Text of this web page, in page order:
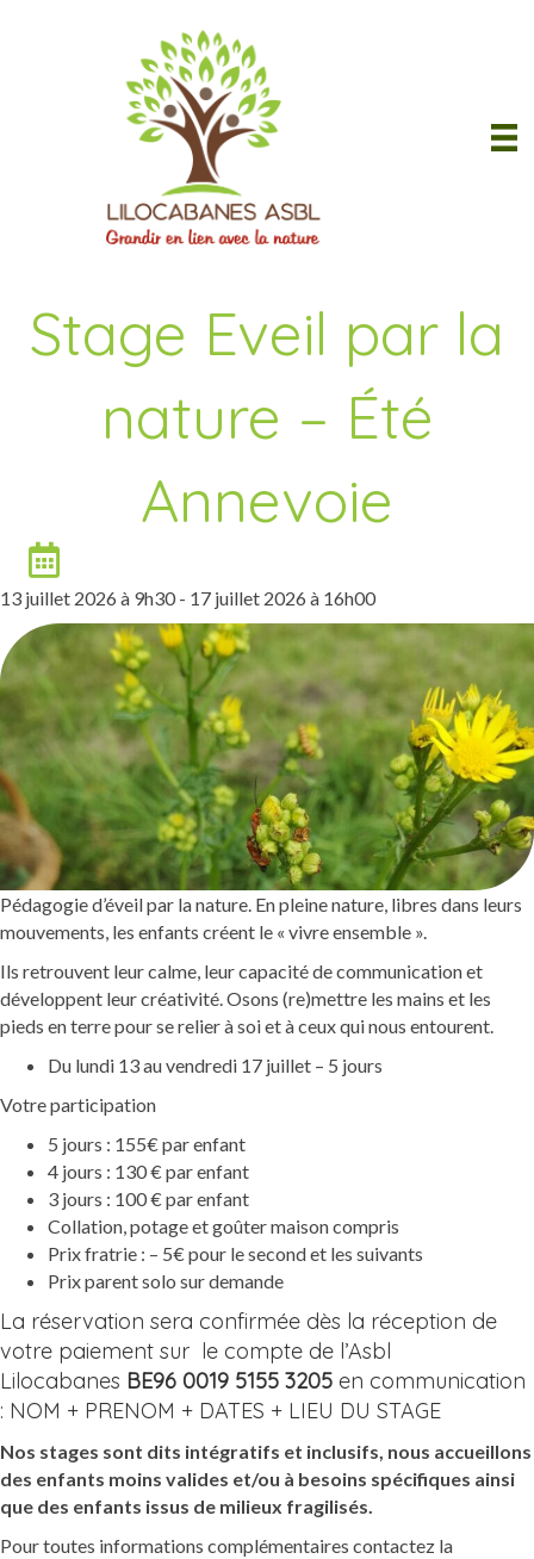
Stage Eveil par la
nature – Été
Annevoie
Date
13 juillet 2026 à 9h30 - 17 juillet 2026 à 16h00
Pédagogie d’éveil par la nature. En pleine nature, libres dans leurs
mouvements, les enfants créent le « vivre ensemble ».
Ils retrouvent leur calme, leur capacité de communication et
développent leur créativité. Osons (re)mettre les mains et les
pieds en terre pour se relier à soi et à ceux qui nous entourent.
Du lundi 13 au vendredi 17 juillet – 5 jours
Votre participation
5 jours : 155€ par enfant
4 jours : 130 € par enfant
3 jours : 100 € par enfant
Collation, potage et goûter maison compris
Prix fratrie : – 5€ pour le second et les suivants
Prix parent solo surdemande
La réservation sera confirmée dès la réception de
votre paiement sur le compte de l’Asbl
Lilocabanes BE96 0019 5155 3205 en communication
: NOM + PRENOM + DATES + LIEU DU STAGE
Nos stages sont dits intégratifs et inclusifs, nous accueillons
des enfants moins valides et/ou à besoins spécifiques ainsi
que des enfants issus de milieux fragilisés.
Pour toutes informations complémentaires contactez la